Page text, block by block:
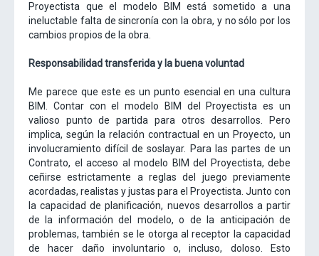
Proyectista que el modelo BIM está sometido a una
ineluctable falta de sincronía con la obra, y no sólo por los
cambios propios de la obra.
Responsabilidad transferida y la buena voluntad
Me parece que este es un punto esencial en una cultura
BIM. Contar con el modelo BIM del Proyectista es un
valioso punto de partida para otros desarrollos. Pero
implica, según la relación contractual en un Proyecto, un
involucramiento difícil de soslayar. Para las partes de un
Contrato, el acceso al modelo BIM del Proyectista, debe
ceñirse estrictamente a reglas del juego previamente
acordadas, realistas y justas para el Proyectista. Junto con
la capacidad de planificación, nuevos desarrollos a partir
de la información del modelo, o de la anticipación de
problemas, también se le otorga al receptor la capacidad
de hacer daño involuntario o, incluso, doloso. Esto